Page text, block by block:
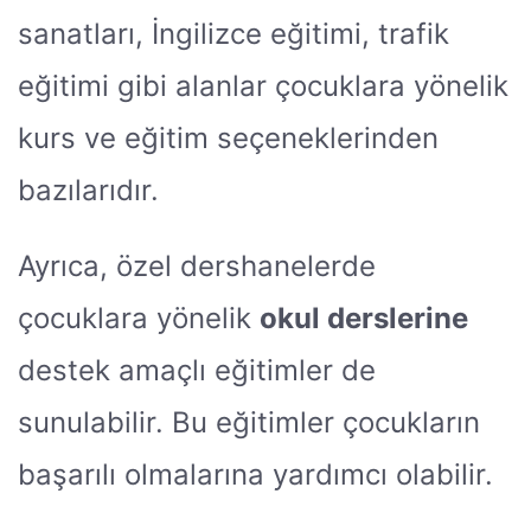
sanatları, İngilizce eğitimi, trafik
eğitimi gibi alanlar çocuklara yönelik
kurs ve eğitim seçeneklerinden
bazılarıdır.
Ayrıca, özel dershanelerde
çocuklara yönelik okul derslerine
destek amaçlı eğitimler de
sunulabilir. Bu eğitimler çocukların
başarılı olmalarına yardımcı olabilir.